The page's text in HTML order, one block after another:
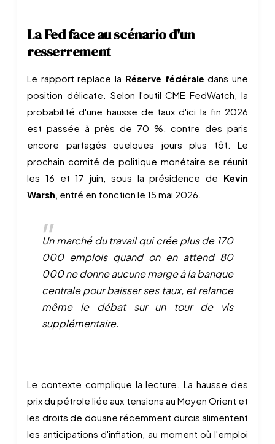
La Fed face au scénario d'un
resserrement
Le rapport replace la Réserve fédérale dans une
position délicate. Selon l'outil CME FedWatch, la
probabilité d'une hausse de taux d'ici la fin 2026
est passée à près de 70 %, contre des paris
encore partagés quelques jours plus tôt. Le
prochain comité de politique monétaire se réunit
les 16 et 17 juin, sous la présidence de Kevin
Warsh, entré en fonction le 15 mai 2026.
Un marché du travail qui crée plus de 170
000 emplois quand on en attend 80
000 ne donne aucune marge à la banque
centrale pour baisser ses taux, et relance
même le débat sur un tour de vis
supplémentaire.
Le contexte complique la lecture. La hausse des
prix du pétrole liée aux tensions au Moyen Orient et
les droits de douane récemment durcis alimentent
les anticipations d'inflation, au moment où l'emploi